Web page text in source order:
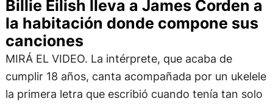
Billie Eilish lleva a James Corden a
la habitación donde compone sus
canciones
MIRÁ EL VIDEO. La intérprete, que acaba de
cumplir 18 años, canta acompañada por un ukelele
la primera letra que escribió cuando tenía tan solo